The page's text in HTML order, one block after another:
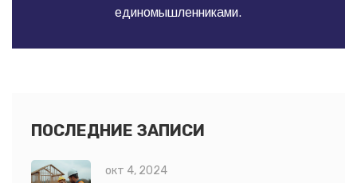
единомышленниками.
ПОСЛЕДНИЕ ЗАПИСИ
окт 4, 2024